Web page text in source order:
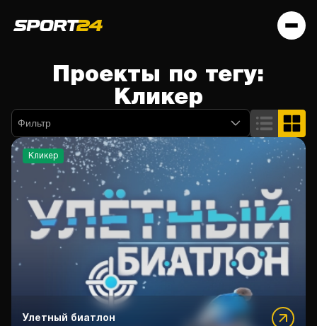
Управляй шайбой
Футболарио
Улетный биатлон
Еще спецпроекты по разделу
1x100
Moneyball
ЕвроКвиз
Еще спецпроекты по разделу
Пройди путь чемпионов
The International
Мемори РПЛ
1x100
Футболарио
Спортсмен года – 2023
Проекты по тегу:
Кликер
Фильтр
Кликер
Улетный биатлон